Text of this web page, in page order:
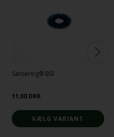
Sansering® Blå
11,00 DKK
VÆLG VARIANT